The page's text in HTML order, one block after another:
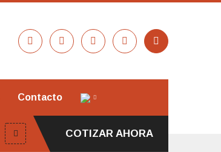
Contacto
COTIZAR AHORA